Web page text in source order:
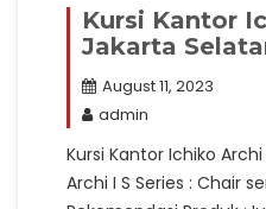
Kursi Kantor
Jakarta
August 11, 2023
admin
Kursi Kantor Ichiko
Archi I S Series : Chair